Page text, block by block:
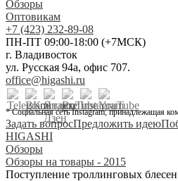
Обзоры
Оптовикам
+7 (423) 232-89-08
ПН-ПТ 09:00-18:00 (+7МСК)
г. Владивосток
ул. Русская 94а, офис 707.
office@higashi.ru
* Социальная сеть Instagram, принадлежащая
Задать вопросПредложить идею
HIGASHI
Обзоры
Обзоры на товары - 2015
Поступление троллинговых